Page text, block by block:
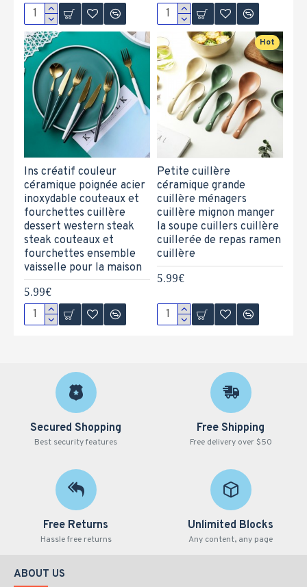
Ins créatif couleur
céramique poignée acier
inoxydable couteaux et
fourchettes cuillère
dessert western steak
steak couteaux et
fourchettes ensemble
vaisselle pour la maison
5.99€
Hot
Petite cuillère
céramique grande
cuillère ménagers
cuillère mignon manger
la soupe cuillers cuillère
cuillerée de repas ramen
cuillère
5.99€
Secured Shopping
Best security features
Free Shipping
Free delivery over $50
Free Returns
Hassle free returns
Unlimited Blocks
Any content, any page
ABOUT US